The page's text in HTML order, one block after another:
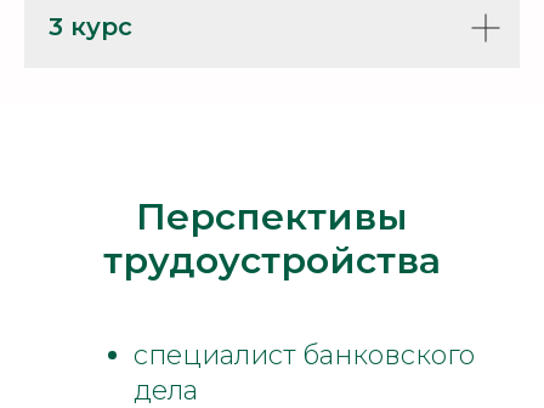
3 курс
Перспективы
трудоустройства
специалист банковского
дела